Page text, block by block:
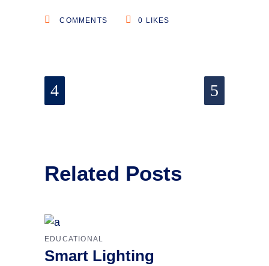
COMMENTS 0 LIKES
Related Posts
EDUCATIONAL
Smart Lighting